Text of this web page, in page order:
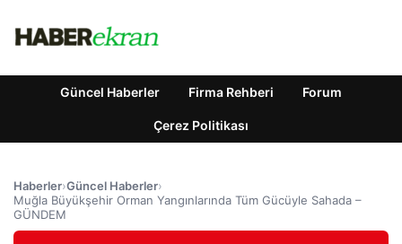
Güncel Haberler Firma Rehberi Forum
Çerez Politikası
Haberler›Güncel Haberler›
Muğla Büyükşehir Orman Yangınlarında Tüm Gücüyle Sahada –
GÜNDEM